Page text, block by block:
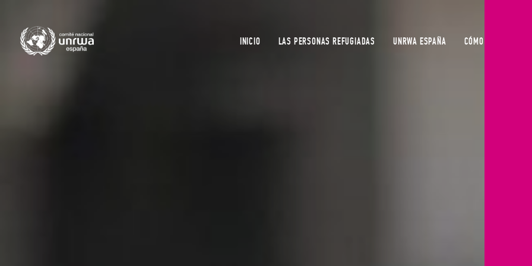
INICIO LAS PERSONAS REFUGIADAS UNRWA ESPAÑA CÓMO COLABORAR